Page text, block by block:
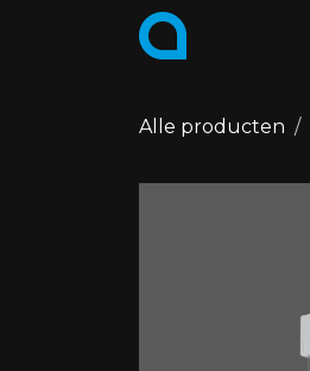
Overslaan naar inhoud
Alle producten